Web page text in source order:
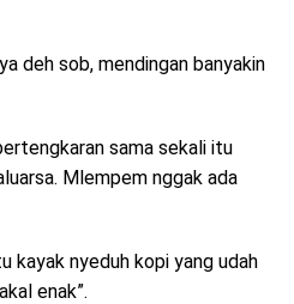
deh sob, mendingan banyakin
sama sekali itu
Mlempem nggak ada
kayak nyeduh kopi yang udah
enak”.